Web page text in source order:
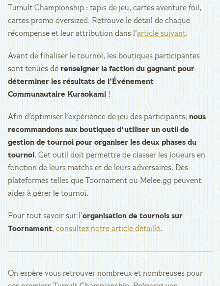
Tumult Championship : tapis de jeu, cartes aventure foil,
cartes promo oversized. Retrouve le détail de chaque
récompense et leur attribution dans l’article suivant.
Avant de finaliser le tournoi, les boutiques participantes
sont tenues de renseigner la faction du gagnant pour
déterminer les résultats de l’Événement
Communautaire Kuraokami !
Afin d'optimiser l'expérience de jeu des participants, nous
recommandons aux boutiques d'utiliser un outil de
gestion de tournoi pour organiser les deux phases du
tournoi. Cet outil doit permettre de classer les joueurs en
fonction de leurs matchs et de leurs adversaires. Des
plateformes telles que Toornament ou Melee.gg peuvent
aider à gérer le tournoi.
Pour tout savoir sur l’organisation de tournois sur
Toornament, consultez notre article détaillé.
On espère vous retrouver nombreux et nombreuses pour